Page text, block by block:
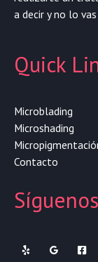
a decir y no lo
Quick
Microblading
Microshading
Contacto